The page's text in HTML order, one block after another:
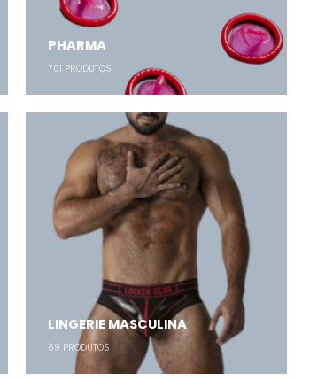
PHARMA
701 PRODUTOS
LINGERIE MASCULINA
89 PRODUTOS